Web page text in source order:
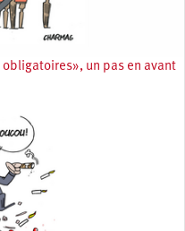
un pas en avant